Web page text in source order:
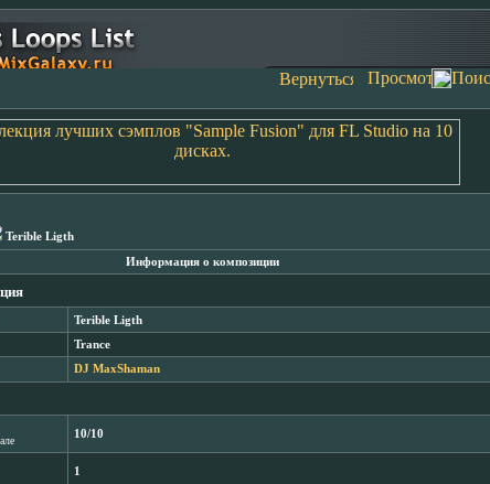
Terible Ligth
Информация о композиции
Terible Ligth
Trance
DJ MaxShaman
10/10
1